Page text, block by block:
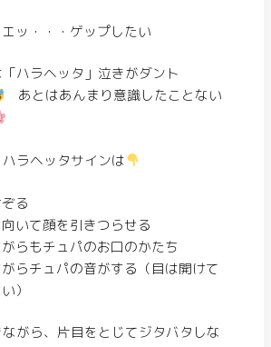
ッ・・・ゲップしたい
ハラヘッタ」泣きがダント
あとはあんまり意識したことない
ラヘッタサインは
る
いて顔を引きつらせる
らもチュパのお口のかたち
らチュパの音がする（目は開けて
）
ながら、片目をとじてジタバタしな